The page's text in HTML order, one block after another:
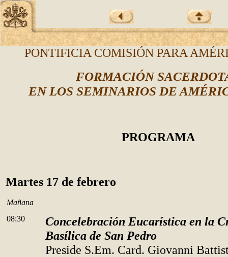
PONTIFICIA COMISIÓN PARA
FORMACIÓN
EN LOS SEMINARIOS DE
PROGRAMA
Martes 17 de febrero
Mañana
08:30
Concelebración Eucarística en la
Basílica de San Pedro
Preside S.Em. Card. Giovanni